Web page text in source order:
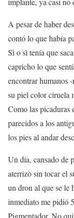
A pesar de haber
contó lo que había
Sì o sì tenía que
capricho lo que
encontrar humanos
su piel color ciruela
Como las picaduras
parecidos a los
los pies al andar
Un día, cansado de
aterrizò sin tocar el
un dron al que se le
inmediato me pidió
Pigmentador. No